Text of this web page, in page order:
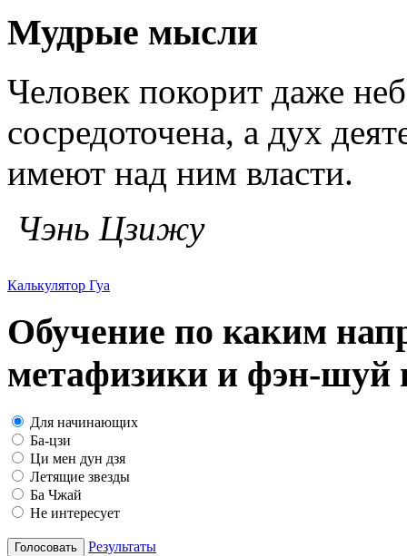
Мудрые мысли
Человек покорит даже
сосредоточена, а дух
имеют над ним власти.
Чэнь Цзижу
Калькулятор Гуа
Обучение по каким
метафизики и фэн-шуй
Для начинающих
Ба-цзи
Ци мен дун дзя
Летящие звезды
Ба Чжай
Не интересует
Голосовать Результаты